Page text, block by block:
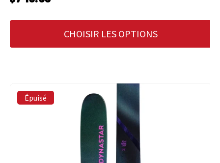
CHOISIR LES OPTIONS
Épuisé